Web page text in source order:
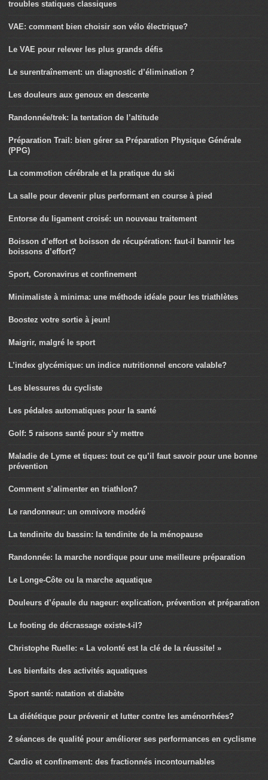
troubles statiques classiques
VAE: comment bien choisir son vélo électrique?
Le VAE pour relever les plus grands défis
Le surentraînement: un diagnostic d’élimination ?
Les douleurs aux genoux en descente
Randonnée/trek: la tentation de l’altitude
Préparation Trail: bien gérer sa Préparation Physique Générale
(PPG)
La commotion cérébrale et la pratique du ski
La salle pour devenir plus performant en course à pied
Entorse du ligament croisé: un nouveau traitement
Boisson d’effort et boisson de récupération: faut-il bannir les
boissons d’effort?
Sport, Coronavirus et confinement
Minimaliste à minima: une méthode idéale pour les triathlètes
Boostez votre sortie à jeun!
Maigrir, malgré le sport
L’index glycémique: un indice nutritionnel encore valable?
Les blessures du cycliste
Les pédales automatiques pour la santé
Golf: 5 raisons santé pour s’y mettre
Maladie de Lyme et tiques: tout ce qu’il faut savoir pour une bonne
prévention
Comment s’alimenter en triathlon?
Le randonneur: un omnivore modéré
La tendinite du bassin: la tendinite de la ménopause
Randonnée: la marche nordique pour une meilleure préparation
Le Longe-Côte ou la marche aquatique
Douleurs d’épaule du nageur: explication, prévention et préparation
Le footing de décrassage existe-t-il?
Christophe Ruelle: « La volonté est la clé de la réussite! »
Les bienfaits des activités aquatiques
Sport santé: natation et diabète
La diététique pour prévenir et lutter contre les aménorrhées?
2 séances de qualité pour améliorer ses performances en cyclisme
Cardio et confinement: des fractionnés incontournables